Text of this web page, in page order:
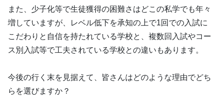
また、少子化等で生徒獲得の困難さはどこの私学でも年々
増していますが、レベル低下を承知の上で1回での入試に
こだわりと自信を持たれている学校と、複数回入試やコー
ス別入試等で工夫されている学校との違いもあります。
今後の行く末を見据えて、皆さんはどのような理由でどち
らを選びますか？